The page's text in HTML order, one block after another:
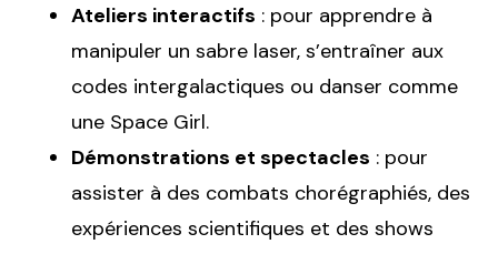
Ateliers interactifs : pour apprendre à
manipuler un sabre laser, s’entraîner aux
codes intergalactiques ou danser comme
une Space Girl.
Démonstrations et spectacles : pour
assister à des combats chorégraphiés, des
expériences scientifiques et des shows